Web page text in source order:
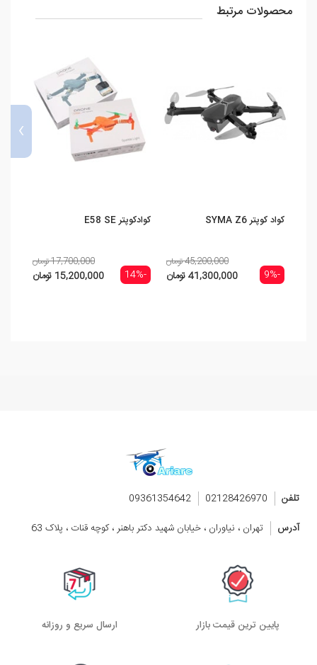
محصولات مرتبط
کواد کوپتر SYMA Z6
-9%
45,200,000 تومان
41,300,000 تومان
کوادکوپتر E58 SE
-14%
17,700,000 تومان
15,200,000 تومان
›
تلفن 02128426970
09361354642
آدرس
تهران ، نیاوران ، خیابان شهید دکتر باهنر ، کوچه قنات ، پلاک 63
پایین ترین قیمت بازار ارسال سریع و روزانه